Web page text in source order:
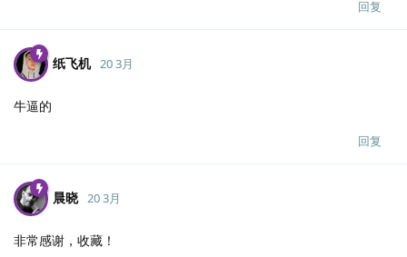
回复
纸飞机 20 3月
牛逼的
回复
晨晓 20 3月
非常感谢，收藏！